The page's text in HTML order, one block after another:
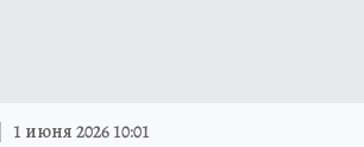
1 июня 2026 10:01